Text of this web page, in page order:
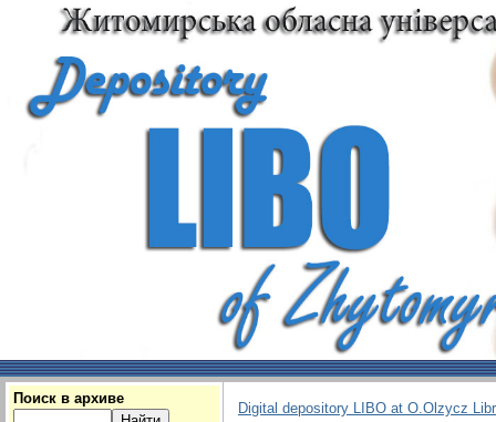
Поиск в архиве
Digital depository LIBO at O.Olzycz